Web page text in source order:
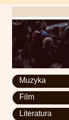
Muzyka
Film
Literatura